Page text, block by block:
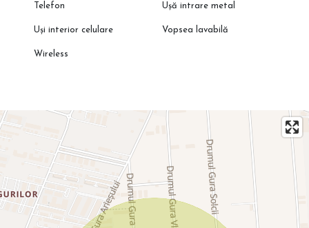
Telefon Ușă intrare metal
Uși interior celulare Vopsea lavabilă
Wireless